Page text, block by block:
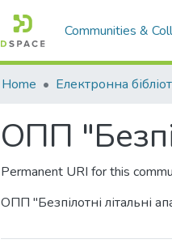
Communities &
Home
ОПП
Permanent URI for this
ОПП "Безпілотні літальні